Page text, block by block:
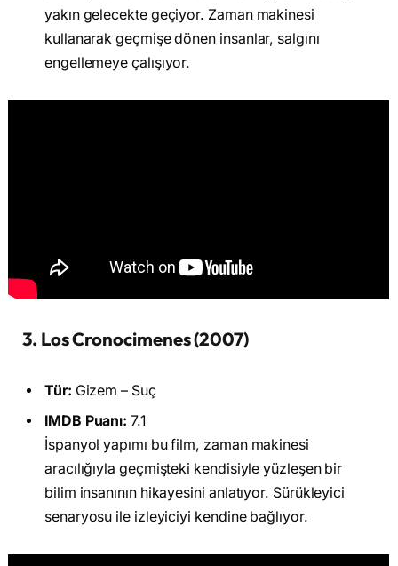
yakın gelecekte geçiyor. Zaman makinesi
kullanarak geçmişe dönen insanlar, salgını
engellemeye çalışıyor.
3. Los Cronocimenes (2007)
Tür: Gizem – Suç
IMDB Puanı: 7.1
İspanyol yapımı bu film, zaman makinesi
aracılığıyla geçmişteki kendisiyle yüzleşen bir
bilim insanının hikayesini anlatıyor. Sürükleyici
senaryosu ile izleyiciyi kendine bağlıyor.